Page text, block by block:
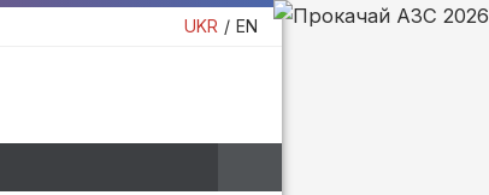
UKR EN